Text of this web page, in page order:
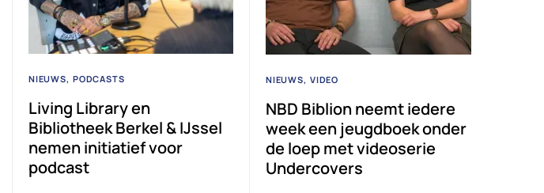
NIEUWS PODCASTS
Living Library en
Bibliotheek Berkel & IJssel
nemen initiatief voor
podcast
NIEUWS VIDEO
NBD Biblion neemt iedere
week een jeugdboek onder
de loep met videoserie
Undercovers